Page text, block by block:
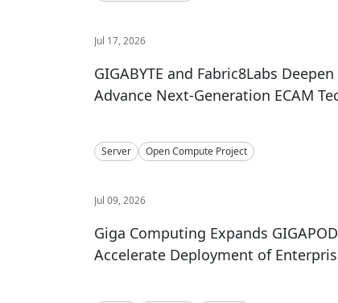
Jul 17, 2026
GIGABYTE and Fabric8Labs
Advance Next-Generation ECAM
Server Open Compute Project
Jul 09, 2026
Giga Computing Expands
Accelerate Deployment of